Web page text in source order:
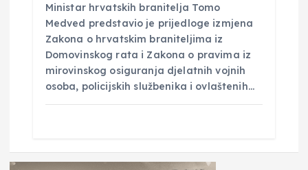
Ministar hrvatskih branitelja Tomo
Medved predstavio je prijedloge izmjena
Zakona o hrvatskim braniteljima iz
Domovinskog rata i Zakona o pravima iz
mirovinskog osiguranja djelatnih vojnih
osoba, policijskih službenika i ovlaštenih…